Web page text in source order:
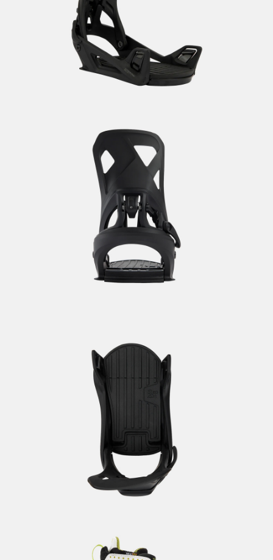
이코 라이프 하